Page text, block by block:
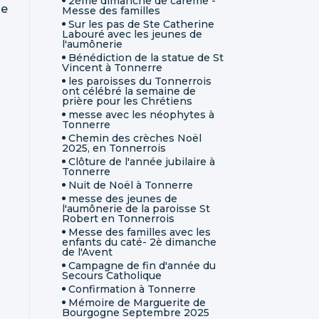
Messe des familles
Sur les pas de Ste Catherine
Labouré avec les jeunes de
l'aumônerie
Bénédiction de la statue de St
Vincent à Tonnerre
les paroisses du Tonnerrois
ont célébré la semaine de
prière pour les Chrétiens
messe avec les néophytes à
Tonnerre
Chemin des crèches Noël
2025, en Tonnerrois
Clôture de l'année jubilaire à
Tonnerre
Nuit de Noël à Tonnerre
messe des jeunes de
l'aumônerie de la paroisse St
Robert en Tonnerrois
Messe des familles avec les
enfants du caté- 2è dimanche
de l'Avent
Campagne de fin d'année du
Secours Catholique
Confirmation à Tonnerre
Mémoire de Marguerite de
Bourgogne Septembre 2025